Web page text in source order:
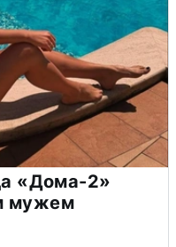
«Дома-2»
мужем